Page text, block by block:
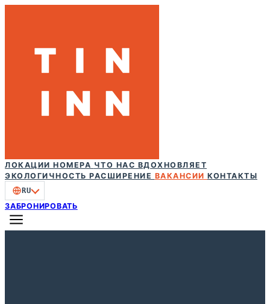
ЛОКАЦИИ НОМЕРА ЧТО НАС ВДОХНОВЛЯЕТ
ЭКОЛОГИЧНОСТЬ РАСШИРЕНИЕ ВАКАНСИИ КОНТАКТЫ
RU
ЗАБРОНИРОВАТЬ